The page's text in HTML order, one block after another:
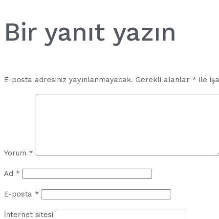
Bir yanıt yazın
E-posta adresiniz yayınlanmayacak. Gerekli alanlar * ile
Yorum *
Ad *
E-posta *
İnternet sitesi